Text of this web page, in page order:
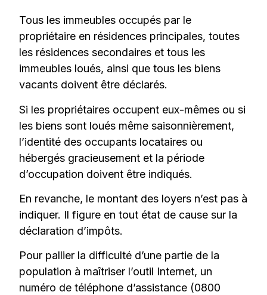
Tous les immeubles occupés par le
propriétaire en résidences principales, toutes
les résidences secondaires et tous les
immeubles loués, ainsi que tous les biens
vacants doivent être déclarés.
Si les propriétaires occupent eux-mêmes ou si
les biens sont loués même saisonnièrement,
l’identité des occupants locataires ou
hébergés gracieusement et la période
d’occupation doivent être indiqués.
En revanche, le montant des loyers n’est pas à
indiquer. Il figure en tout état de cause sur la
déclaration d’impôts.
Pour pallier la difficulté d’une partie de la
population à maîtriser l’outil Internet, un
numéro de téléphone d’assistance (0800